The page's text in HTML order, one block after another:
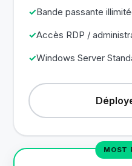
Bande passante
Accès RDP /
Windows Server